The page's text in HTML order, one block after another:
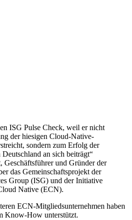
ISG Pulse Check, weil er nicht
der hiesigen Cloud-Native-
sondern zum Erfolg der
an sich beiträgt“
Geschäftsführer und Gründer der
das Gemeinschaftsprojekt der
Group (ISG) und der Initiative
Native (ECN).
ECN-Mitgliedsunternehmen haben
Know-How unterstützt.